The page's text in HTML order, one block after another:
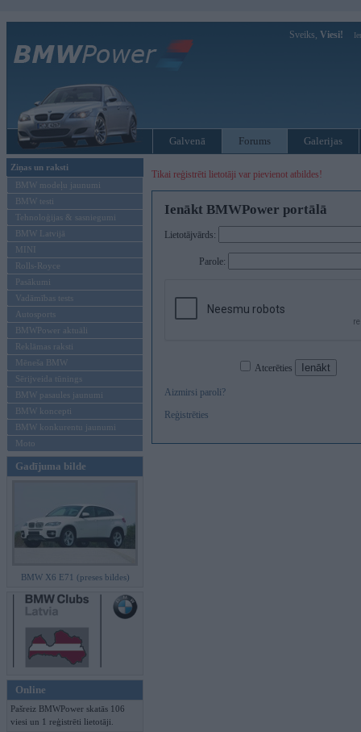
Sveiks, Viesi!
Galvenā Forums Galerijas
Ziņas un raksti
BMW modeļu jaunumi
BMW testi
Tehnoloģijas & sasniegumi
BMW Latvijā
MINI
Rolls-Royce
Pasākumi
Vadāmības tests
Autosports
BMWPower aktuāli
Reklāmas raksti
Mēneša BMW
Sērijveida tūnings
BMW pasaules jaunumi
BMW koncepti
BMW konkurentu jaunumi
Moto
Gadījuma bilde
BMW X6 E71 (preses bildes)
Online
Pašreiz BMWPower skatās 106
viesi un 1 reģistrēti lietotāji.
Tikai reģistrēti lietotāji var pievienot atbildes!
Ienākt BMWPower portālā
Lietotājvārds:
Parole:
Atcerēties
Aizmirsi paroli?
Reģistrēties